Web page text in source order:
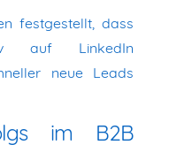
festgestellt, dass
auf LinkedIn
neue Leads
im B2B